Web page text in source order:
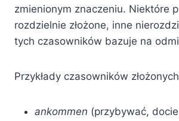
zmienionym znaczeniu. Niektóre
rozdzielnie złożone, inne
tych czasowników bazuje na
Przykłady czasowników
ankommen (przybywać,